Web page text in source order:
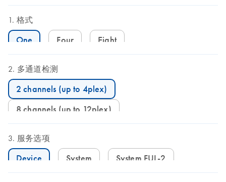
格式
One Four Eight
多通道检测
2 channels (up to 4plex)
8 channels (up to 12plex)
服务选项
Device System System FUL-2